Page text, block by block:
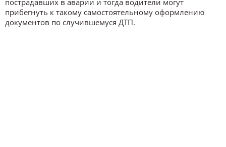
пострадавших в аварии и тогда водители могут
прибегнуть к такому самостоятельному оформлению
документов по случившемуся ДТП.